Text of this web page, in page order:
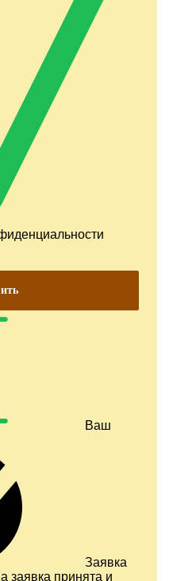
Ваш
Заявка
заявка принята и